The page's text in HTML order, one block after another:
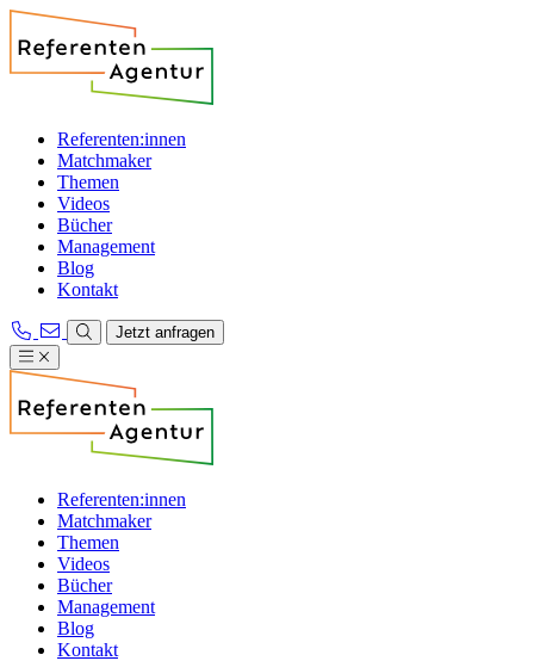
Referenten:innen
Matchmaker
Themen
Videos
Bücher
Management
Blog
Kontakt
Jetzt anfragen
Referenten:innen
Matchmaker
Themen
Videos
Bücher
Management
Blog
Kontakt